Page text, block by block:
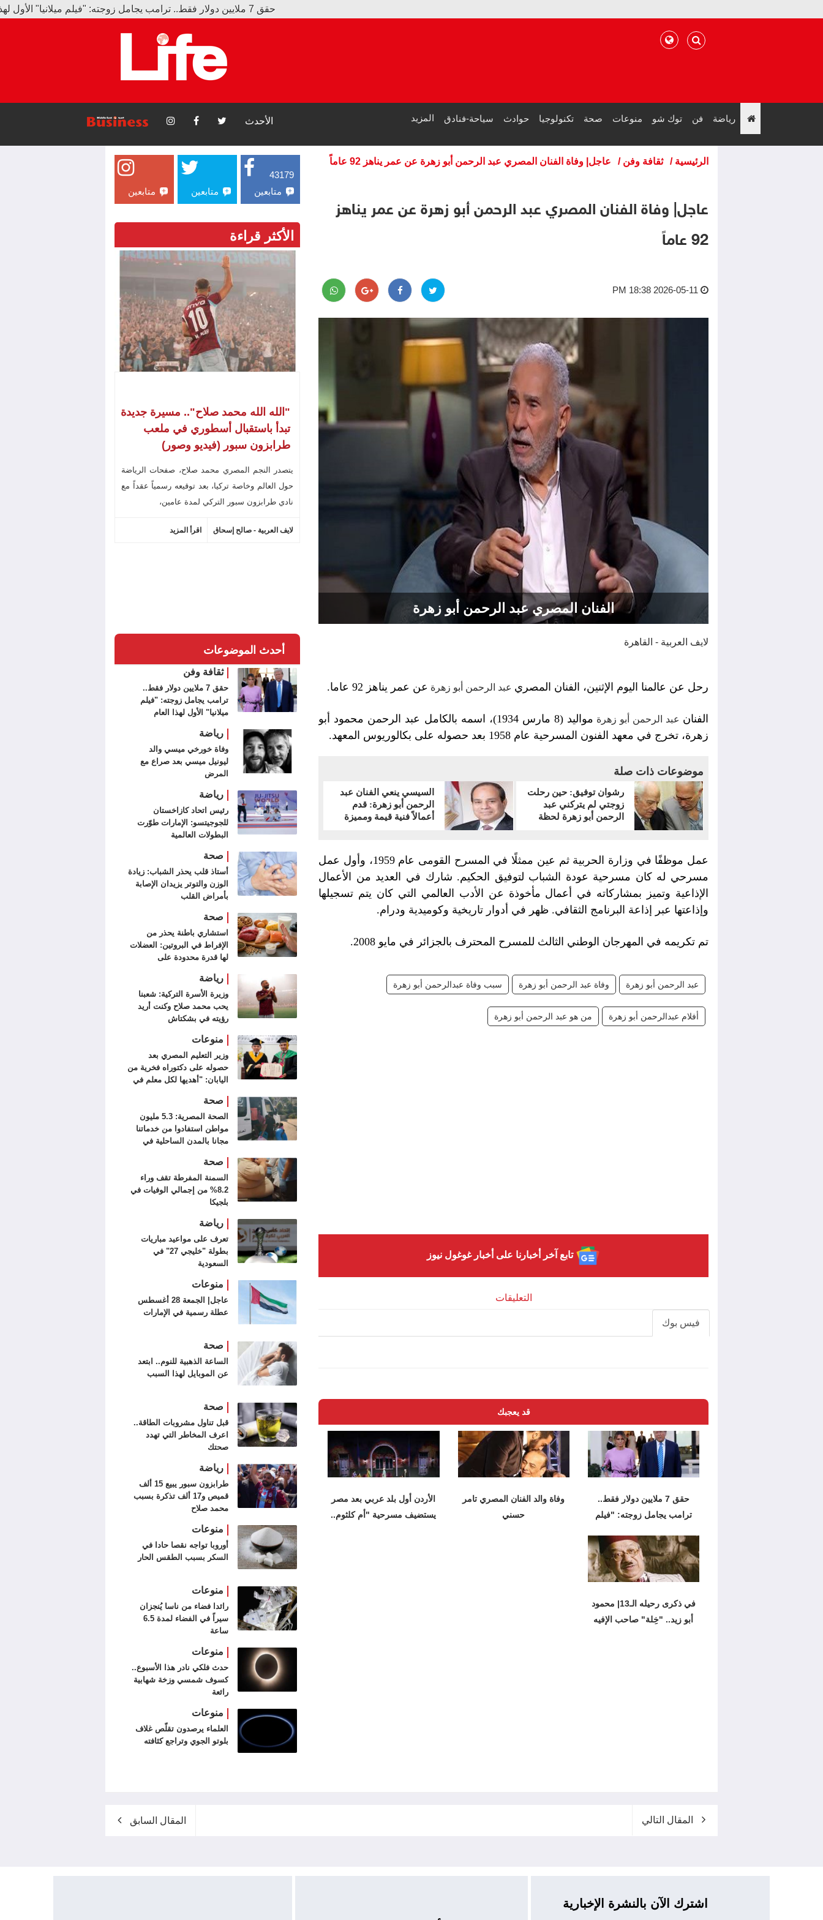
رياضة فن توك شو منوعات صحة تكنولوجيا حوادث سياحة-فنادق المزيد الأحدث
الرئيسية / ثقافة وفن / عاجل| وفاة الفنان المصري عبد الرحمن أبو زهرة عن عمر يناهز 92 عاماً
عاجل| وفاة الفنان المصري عبد الرحمن أبو زهرة عن عمر يناهز
92 عاماً
2026-05-11 18:38 PM
الفنان المصري عبد الرحمن أبو زهرة
لايف العربية - القاهرة
رحل عن عالمنا اليوم الإثنين، الفنان المصري عبد الرحمن أبو زهرة عن عمر يناهز 92 عاما.
الفنان عبد الرحمن أبو زهرة
مواليد (8 مارس 1934)، اسمه بالكامل عبد الرحمن محمود أبو
زهرة، تخرج في معهد الفنون المسرحية عام 1958 بعد حصوله على بكالوريوس المعهد.
موضوعات ذات صلة
رشوان توفيق: حين رحلت
زوجتي لم يتركني عبد
الرحمن أبو زهرة لحظة
السيسي ينعي الفنان عبد
الرحمن أبو زهرة: قدم
أعمالاً فنية قيمة ومميزة
عمل موظفًا في وزارة الحربية ثم عين ممثلًا في المسرح القومى عام 1959، وأول عمل
مسرحي له كان مسرحية عودة الشباب لتوفيق الحكيم. شارك في العديد من الأعمال
الإذاعية وتميز بمشاركاته في أعمال مأخوذة عن الأدب العالمي التي كان يتم تسجيلها
وإذاعتها عبر إذاعة البرنامج الثقافي. ظهر في أدوار تاريخية وكوميدية ودرام.
تم تكريمه في المهرجان الوطني الثالث للمسرح المحترف بالجزائر في مايو 2008.
عبد الرحمن أبو زهرة وفاة عبد الرحمن أبو زهرة سبب وفاة عبدالرحمن أبو زهرة
أفلام عبدالرحمن أبو زهرة من هو عبد الرحمن أبو زهرة
تابع آخر أخبارنا على أخبار غوغول نيوز
التعليقات
فيس بوك
قد يعجبك
حقق 7 ملايين دولار فقط..
ترامب يجامل زوجته: "فيلم
وفاة والد الفنان المصري تامر
حسني
الأردن أول بلد عربي بعد مصر
يستضيف مسرحية "أم كلثوم..
في ذكرى رحيله الـ13| محمود
أبو زيد.. "خِلة" صاحب الإفيه
43179
متابعين
متابعين متابعين
الأكثر قراءة
"الله الله محمد صلاح".. مسيرة جديدة
تبدأ باستقبال أسطوري في ملعب
طرابزون سبور (فيديو وصور)
يتصدر النجم المصري محمد صلاح، صفحات الرياضة
حول العالم وخاصة تركيا، بعد توقيعه رسمياً عقداً مع
نادي طرابزون سبور التركي لمدة عامين،
لايف العربية - صالح إسحاق اقرأ المزيد
أحدث الموضوعات
ثقافة وفن
حقق 7 ملايين دولار فقط..
ترامب يجامل زوجته: "فيلم
ميلانيا" الأول لهذا العام
رياضة
وفاة خورخي ميسي والد
ليونيل ميسي بعد صراع مع
المرض
رياضة
رئيس اتحاد كازاخستان
للجوجيتسو: الإمارات طوّرت
البطولات العالمية
صحة
أستاذ قلب يحذر الشباب: زيادة
الوزن والتوتر يزيدان الإصابة
بأمراض القلب
صحة
استشاري باطنة يحذر من
الإفراط في البروتين: العضلات
لها قدرة محدودة على
رياضة
وزيرة الأسرة التركية: شعبنا
يحب محمد صلاح وكنت أريد
رؤيته في بشكتاش
منوعات
وزير التعليم المصري بعد
حصوله على دكتوراه فخرية من
اليابان: "أهديها لكل معلم في
صحة
الصحة المصرية: 5.3 مليون
مواطن استفادوا من خدماتنا
مجانا بالمدن الساحلية في
صحة
السمنة المفرطة تقف وراء
8.2% من إجمالي الوفيات في
بلجيكا
رياضة
تعرف على مواعيد مباريات
بطولة "خليجي 27" في
السعودية
منوعات
عاجل| الجمعة 28 أغسطس
عطلة رسمية في الإمارات
صحة
الساعة الذهبية للنوم.. ابتعد
عن الموبايل لهذا السبب
صحة
قبل تناول مشروبات الطاقة..
اعرف المخاطر التي تهدد
صحتك
رياضة
طرابزون سبور يبيع 15 ألف
قميص و17 ألف تذكرة بسبب
محمد صلاح
منوعات
أوروبا تواجه نقصا حادا في
السكر بسبب الطقس الحار
منوعات
رائدا فضاء من ناسا يُنجزان
سيراً في الفضاء لمدة 6.5
ساعة
منوعات
حدث فلكي نادر هذا الأسبوع..
كسوف شمسي وزخة شهابية
رائعة
منوعات
العلماء يرصدون تقلّص غلاف
بلوتو الجوي وتراجع كثافته
المقال التالي المقال السابق
اشترك الآن بالنشرة الإخبارية